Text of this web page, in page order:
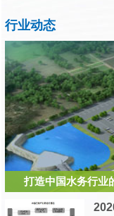
行业动态
打造中国水务行